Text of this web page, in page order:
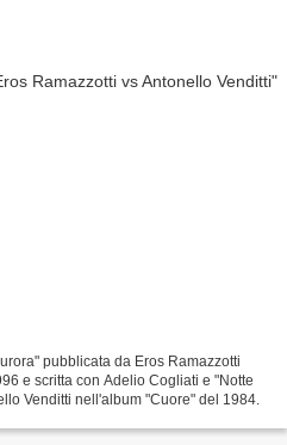
pubblicata da Eros Ramazzotti
e scritta con Adelio Cogliati e "Notte
Venditti nell'album "Cuore" del 1984.